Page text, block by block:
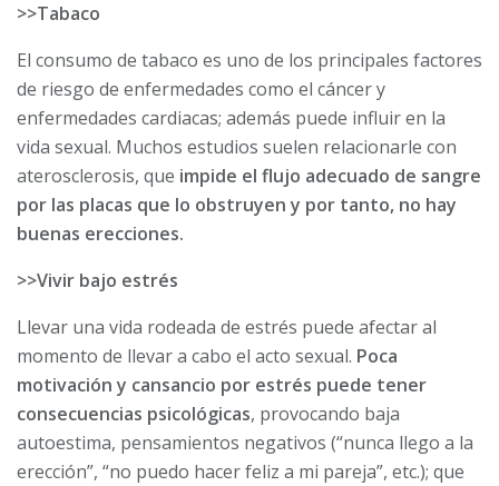
>>Tabaco
El consumo de tabaco es uno de los principales factores
de riesgo de enfermedades como el cáncer y
enfermedades cardiacas; además puede influir en la
vida sexual. Muchos estudios suelen relacionarle con
aterosclerosis, que impide el flujo adecuado de sangre
por las placas que lo obstruyen y por tanto, no hay
buenas erecciones.
>>Vivir bajo estrés
Llevar una vida rodeada de estrés puede afectar al
momento de llevar a cabo el acto sexual. Poca
motivación y cansancio por estrés puede tener
consecuencias psicológicas, provocando baja
autoestima, pensamientos negativos (“nunca llego a la
erección”, “no puedo hacer feliz a mi pareja”, etc.); que